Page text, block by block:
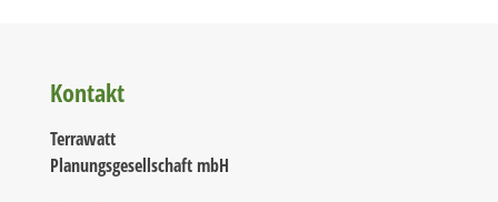
Kontakt
Terrawatt
Planungsgesellschaft mbH